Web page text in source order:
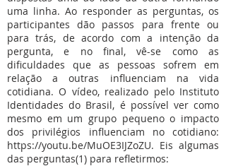
uma linha. Ao responder as perguntas, os
participantes dão passos para frente ou
para trás, de acordo com a intenção da
pergunta, e no final, vê-se como as
dificuldades que as pessoas sofrem em
relação a outras influenciam na vida
cotidiana. O vídeo, realizado pelo Instituto
Identidades do Brasil, é possível ver como
mesmo em um grupo pequeno o impacto
dos privilégios influenciam no cotidiano:
https://youtu.be/MuOE3IJZoZU. Eis algumas
das perguntas(1) para refletirmos: